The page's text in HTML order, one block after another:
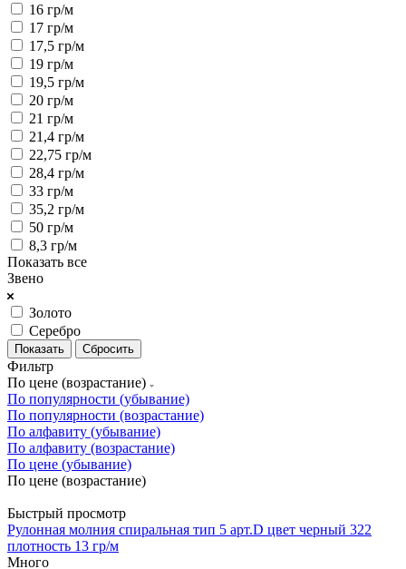
16 гр/м
17 гр/м
17,5 гр/м
19 гр/м
19,5 гр/м
20 гр/м
21 гр/м
21,4 гр/м
22,75 гр/м
28,4 гр/м
33 гр/м
35,2 гр/м
50 гр/м
8,3 гр/м
Показать все
Звено
Золото
Серебро
Сбросить
Фильтр
По цене (возрастание)
По популярности (убывание)
По популярности (возрастание)
По алфавиту (убывание)
По алфавиту (возрастание)
По цене (убывание)
По цене (возрастание)
Быстрый просмотр
Рулонная молния спиральная тип 5 арт.D цвет черный 322
плотность 13 гр/м
Много